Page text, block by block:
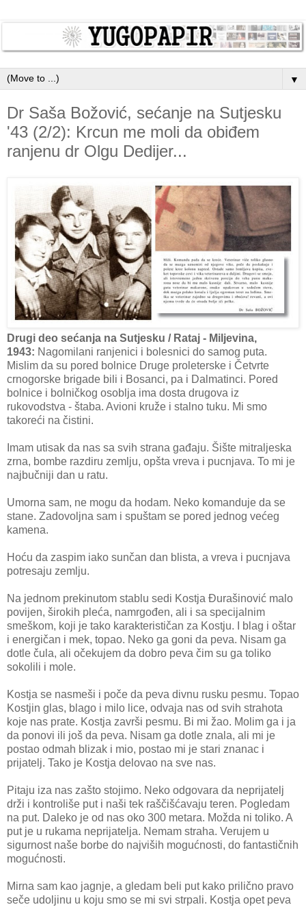
▼
Dr Saša Božović, sećanje na Sutjesku
'43 (2/2): Krcun me moli da obiđem
ranjenu dr Olgu Dedijer...
Drugi deo sećanja na Sutjesku / Rataj - Miljevina,
1943: Nagomilani ranjenici i bolesnici do samog puta.
Mislim da su pored bolnice Druge proleterske i Četvrte
crnogorske brigade bili i Bosanci, pa i Dalmatinci. Pored
bolnice i bolničkog osoblja ima dosta drugova iz
rukovodstva - štaba. Avioni kruže i stalno tuku. Mi smo
takoreći na čistini.
Imam utisak da nas sa svih strana gađaju. Šište mitraljeska
zrna, bombe razdiru zemlju, opšta vreva i pucnjava. To mi je
najbučniji dan u ratu.
Umorna sam, ne mogu da hodam. Neko komanduje da se
stane. Zadovoljna sam i spuštam se pored jednog većeg
kamena.
Hoću da zaspim iako sunčan dan blista, a vreva i pucnjava
potresaju zemlju.
Na jednom prekinutom stablu sedi Kostja Đurašinović malo
povijen, širokih pleća, namrgođen, ali i sa specijalnim
smeškom, koji je tako karakterističan za Kostju. I blag i oštar
i energičan i mek, topao. Neko ga goni da peva. Nisam ga
dotle čula, ali očekujem da dobro peva čim su ga toliko
sokolili i mole.
Kostja se nasmeši i poče da peva divnu rusku pesmu. Topao
Kostjin glas, blago i milo lice, odvaja nas od svih strahota
koje nas prate. Kostja završi pesmu. Bi mi žao. Molim ga i ja
da ponovi ili još da peva. Nisam ga dotle znala, ali mi je
postao odmah blizak i mio, postao mi je stari znanac i
prijatelj. Tako je Kostja delovao na sve nas.
Pitaju iza nas zašto stojimo. Neko odgovara da neprijatelj
drži i kontroliše put i naši tek raščišćavaju teren. Pogledam
na put. Daleko je od nas oko 300 metara. Možda ni toliko. A
put je u rukama neprijatelja. Nemam straha. Verujem u
sigurnost naše borbe do najviših mogućnosti, do fantastičnih
mogućnosti.
Mirna sam kao jagnje, a gledam beli put kako prilično pravo
seče udoljinu u koju smo se mi svi strpali. Kostja opet peva